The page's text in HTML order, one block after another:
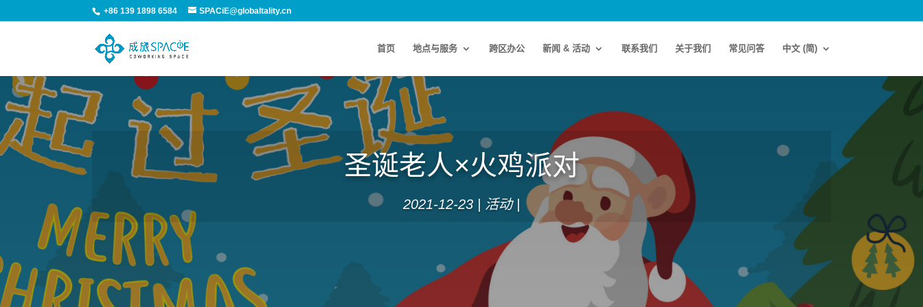
+86 139 1898 6584 SPACiE@globaltality.cn
首页 地点与服务 跨区办公 新闻 & 活动 联系我们 关于我们 常见问答 中文 (简)
圣诞老人×火鸡派对
2021-12-23 活动